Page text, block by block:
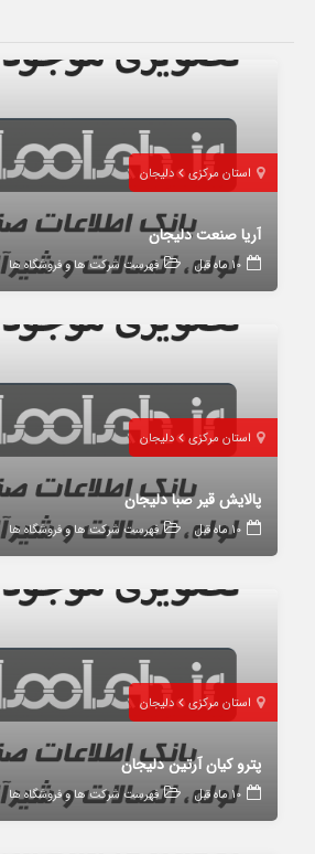
استان مرکزی دلیجان
آریا صنعت دلیجان
10 ماه قبل فهرست شرکت ها و فروشگاه ها
استان مرکزی دلیجان
پالایش قیر صبا دلیجان
10 ماه قبل فهرست شرکت ها و فروشگاه ها
استان مرکزی دلیجان
پترو کیان آرتین دلیجان
10 ماه قبل فهرست شرکت ها و فروشگاه ها